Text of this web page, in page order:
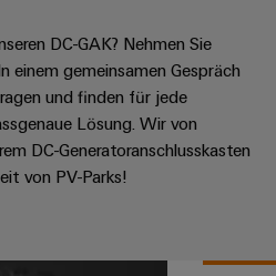
DC-GAK? Nehmen Sie
einem gemeinsamen Gespräch
und finden für jede
Lösung. Wir von
DC-Generatoranschlusskasten
von PV-Parks!